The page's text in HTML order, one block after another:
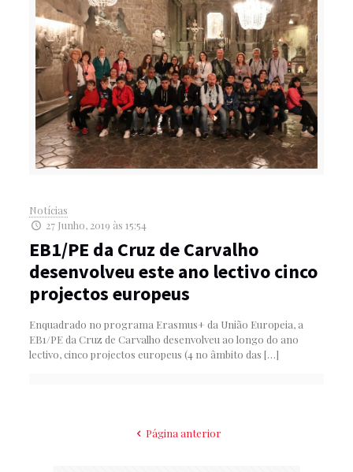
Notícias
27 Junho, 2019 às 15:54
EB1/PE da Cruz de Carvalho
desenvolveu este ano lectivo cinco
projectos europeus
Enquadrado no programa Erasmus+ da União Europeia, a
EB1/PE da Cruz de Carvalho desenvolveu ao longo do ano
lectivo, cinco projectos europeus (4 no âmbito das […]
Página anterior